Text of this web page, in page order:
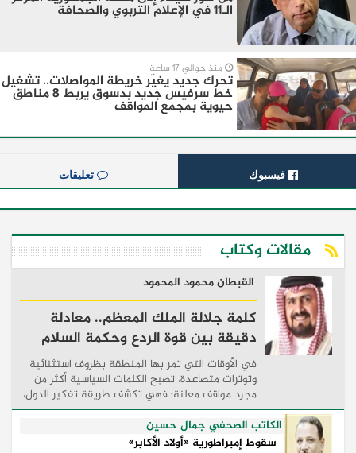
الـ11 في الإعلام التربوي والصحافة
منذ حوالي 17 ساعة
تحرك جديد يغيّر خريطة المواصلات.. تشغيل
خط سرفيس جديد بدسوق يربط 8 مناطق
حيوية بمجمع المواقف
فيسبوك تعليقات
مقالات وكتاب
القبطان محمود المحمود
كلمة جلالة الملك المعظم.. معادلة
دقيقة بين قوة الردع وحكمة السلام
في الأوقات التي تمر بها المنطقة بظروف استثنائية
وتوترات متصاعدة، تصبح الكلمات السياسية أكثر من
مجرد مواقف معلنة؛ فهي تكشف طريقة تفكير الدول،
وكيفية إدارتها للأزمات، والحدود التي تفصل بين القوة
...
الكاتب الصحفي جمال حسين
سقوط إمبراطورية «أولاد الأكابر»